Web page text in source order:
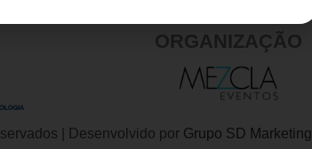
ORGANIZAÇÃO
| Desenvolvido por Grupo SD Marketing